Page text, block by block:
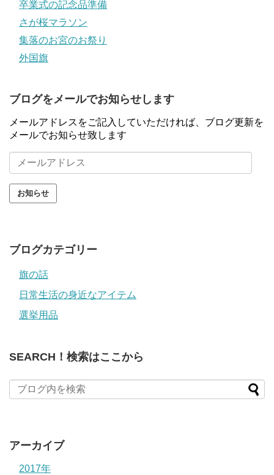
卒業式の記念品準備
さが桜マラソン
集落のお宮のお祭り
外国旗
ブログをメールでお知らせします
メールアドレスをご記入していただければ、ブログ更新を
メールでお知らせ致します
ー
ル
ア
ブログカテゴリー
旗の話
日常生活の身近なアイテム
選挙用品
SEARCH！検索はここから
アーカイブ
2017年